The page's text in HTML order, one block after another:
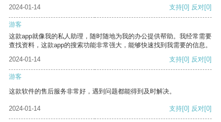
2024-01-14 支持[0] 反对[0]
游客
这款app就像我的私人助理，随时随地为我的办公提供帮助。我经常需要
查找资料，这款app的搜索功能非常强大，能够快速找到我需要的信息。
2024-01-14
支持[0] 反对[0]
游客
这款软件的售后服务非常好，遇到问题都能得到及时解决。
2024-01-14 支持[0] 反对[0]